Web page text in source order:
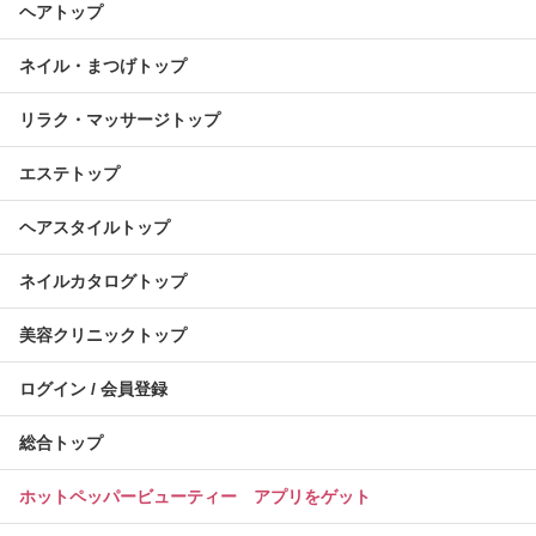
ヘアトップ
ネイル・まつげトップ
リラク・マッサージトップ
エステトップ
ヘアスタイルトップ
ネイルカタログトップ
美容クリニックトップ
ログイン / 会員登録
総合トップ
ホットペッパービューティー アプリをゲット